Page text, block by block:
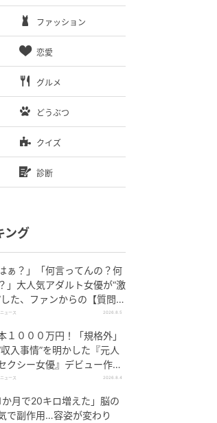
ファッション
恋愛
グルメ
どうぶつ
クイズ
診断
ング
はぁ？」「何言ってんの？何
」大人気アダルト女優が“激
した、ファンからの【質問】
ニュース 2026.8.5
１０００万円！「規格外」
収入事情”を明かした『元人
クシー女優』デビュー作
１０万本”を記録した逸材
ニュース 2026.8.4
1か月で20キロ増えた」脳の
で副作用…容姿が変わり